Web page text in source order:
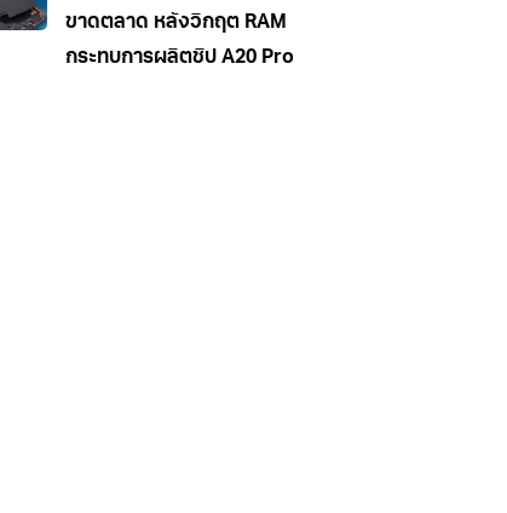
ขาดตลาด หลังวิกฤต RAM
กระทบการผลิตชิป A20 Pro